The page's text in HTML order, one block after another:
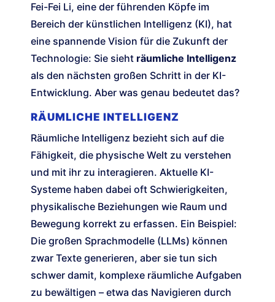
Fei-Fei Li, eine der führenden Köpfe im
Bereich der künstlichen Intelligenz (KI), hat
eine spannende Vision für die Zukunft der
Technologie: Sie sieht räumliche Intelligenz
als den nächsten großen Schritt in der KI-
Entwicklung. Aber was genau bedeutet das?
RÄUMLICHE INTELLIGENZ
Räumliche Intelligenz bezieht sich auf die
Fähigkeit, die physische Welt zu verstehen
und mit ihr zu interagieren. Aktuelle KI-
Systeme haben dabei oft Schwierigkeiten,
physikalische Beziehungen wie Raum und
Bewegung korrekt zu erfassen. Ein Beispiel:
Die großen Sprachmodelle (LLMs) können
zwar Texte generieren, aber sie tun sich
schwer damit, komplexe räumliche Aufgaben
zu bewältigen – etwa das Navigieren durch